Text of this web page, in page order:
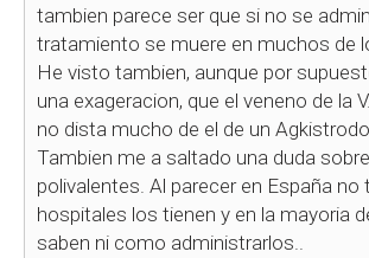
tambien parece ser que si no se
tratamiento se muere en muchos de
He visto tambien, aunque por
una exageracion, que el veneno de la
no dista mucho de el de un
Tambien me a saltado una duda
polivalentes. Al parecer en España
hospitales los tienen y en la mayoria
saben ni como administrarlos..